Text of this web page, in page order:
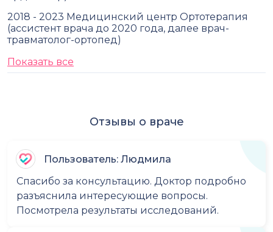
2018 - 2023 Медицинский центр Ортотерапия
(ассистент врача до 2020 года, далее врач-
травматолог-ортопед)
Показать все
Отзывы о враче
Пользователь: Людмила
Спасибо за консультацию. Доктор подробно
разъяснила интересующие вопросы.
Посмотрела результаты исследований.